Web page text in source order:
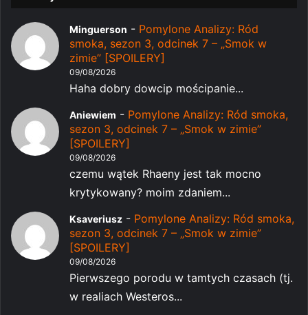
Minguerson - Pomylone Analizy: Ród
smoka, sezon 3, odcinek 7 – „Smok w
zimie” [SPOILERY]
09/08/2026
Haha dobry dowcip mościpanie...
Aniewiem - Pomylone Analizy: Ród smoka,
sezon 3, odcinek 7 – „Smok w zimie”
[SPOILERY]
09/08/2026
czemu wątek Rhaeny jest tak mocno
krytykowany? moim zdaniem...
Ksaveriusz - Pomylone Analizy: Ród smoka,
sezon 3, odcinek 7 – „Smok w zimie”
[SPOILERY]
09/08/2026
Pierwszego porodu w tamtych czasach (tj.
w realiach Westeros...